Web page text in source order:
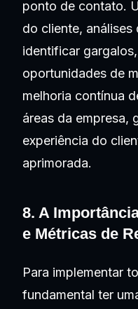
ponto de contato.
do cliente,
identificar
oportunidades de
melhoria contínua
áreas da empresa,
experiência do
aprimorada.
8. A
e Métricas de
Para implementar
fundamental ter